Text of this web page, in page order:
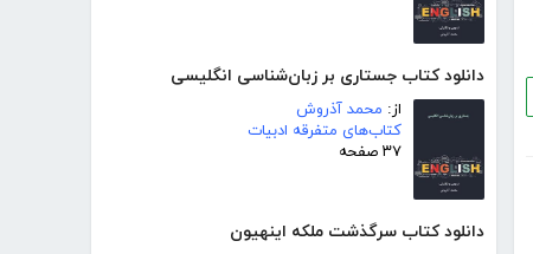
دانلود کتاب جستاری بر زبان‌شناسی انگلیسی
از: محمد آذروش
کتاب‌های متفرقه ادبیات
۳۷ صفحه
دانلود کتاب سرگذشت ملکه اینهیون